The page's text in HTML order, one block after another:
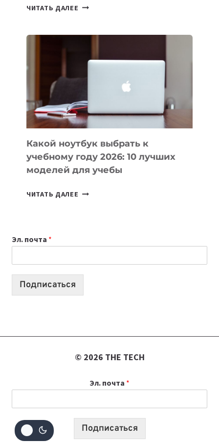
ЧИТАТЬ ДАЛЕЕ 7
ПОМОГАЮТ
СОЗДАВАТЬ
БЕЗ
СЛОЖНОГО
КОДА
Какой ноутбук выбрать к
учебному году 2026: 10 лучших
моделей для учебы
ЧИТАТЬ ДАЛЕЕ КАКОЙ
2026:
10
Эл. почта *
Подписаться
© 2026 THE TECH
Эл. почта *
Подписаться